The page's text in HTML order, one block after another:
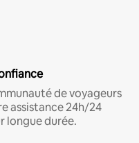
de voyageurs
assistance 24h/24
longue durée.